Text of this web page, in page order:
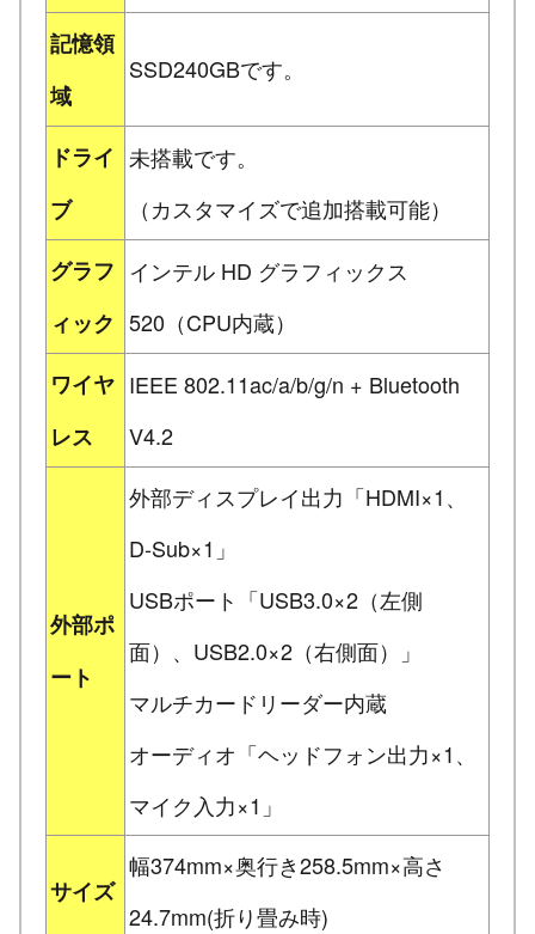
記憶領
域
SSD240GBです。
ドライ
ブ
未搭載です。
（カスタマイズで追加搭載可能）
グラフ
ィック
インテル HD グラフィックス
520（CPU内蔵）
ワイヤ
レス
IEEE 802.11ac/a/b/g/n + Bluetooth
V4.2
外部ポ
ート
外部ディスプレイ出力「HDMI×1、
D-Sub×1」
USBポート「USB3.0×2（左側
面）、USB2.0×2（右側面）」
マルチカードリーダー内蔵
オーディオ「ヘッドフォン出力×1、
マイク入力×1」
サイズ
幅374mm×奥行き258.5mm×高さ
24.7mm(折り畳み時)